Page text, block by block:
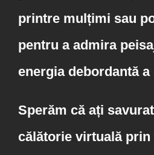
printre mulțimi sau
pentru a admira
energia debordantă
Sperăm că ați
călătorie virtuală prin